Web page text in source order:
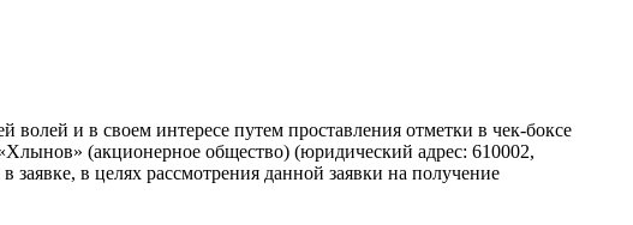
и в своем интересе путем проставления отметки в чек-боксе
(акционерное общество) (юридический адрес: 610002,
в целях рассмотрения данной заявки на получение